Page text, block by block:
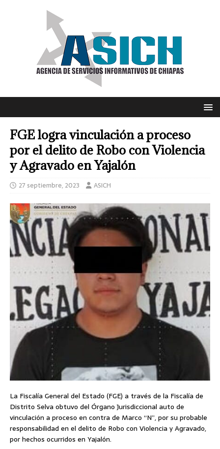
FGE logra vinculación a proceso
por el delito de Robo con Violencia
y Agravado en Yajalón
27 septiembre, 2023 ASICH
La Fiscalía General del Estado (FGE) a través de la Fiscalía de
Distrito Selva obtuvo del Órgano Jurisdiccional auto de
vinculación a proceso en contra de Marco “N”, por su probable
responsabilidad en el delito de Robo con Violencia y Agravado,
por hechos ocurridos en Yajalón.